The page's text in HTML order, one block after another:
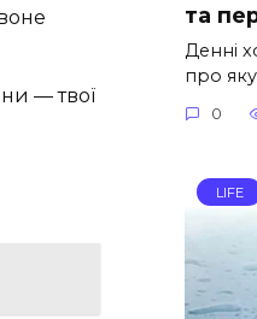
— твої
та
Денні
про яку
0
LIFE